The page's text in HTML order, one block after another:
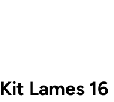
Kit Lames